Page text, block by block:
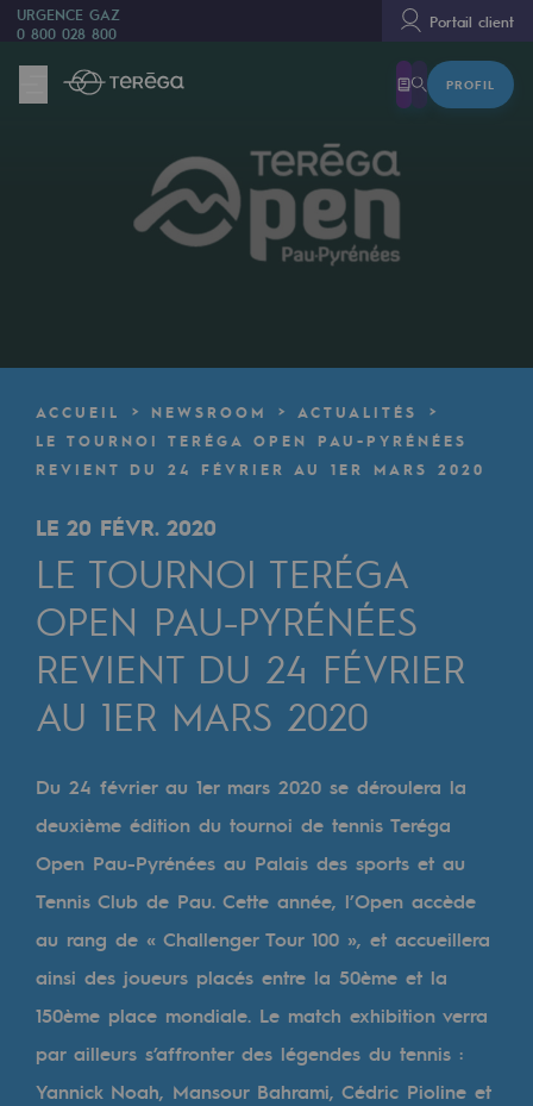
URGENCE GAZ
0 800 028 800
Portail client
PROFIL
Nous sommes
80 ans d'histoire
Une organisation adaptative et ouverte
Une organisation adaptative et
Digitalisation
Transversalité et Collaboratif
Notre culture et nos valeurs
Une organisation certifiée
Notre organisation
Notre organisation
Gouvernance
Indicateurs
Où nous trouver
Les énergies d'avenir
Les énergies d'avenir
ACCUEIL NEWSROOM
ACTUALITÉS
LE TOURNOI TERÉGA OPEN PAU-PYRÉNÉES
REVIENT DU 24 FÉVRIER AU 1ER MARS 2020
LE 20 FÉVR. 2020
LE TOURNOI TERÉGA
OPEN PAU-PYRÉNÉES
REVIENT DU 24 FÉVRIER
AU 1ER MARS 2020
Du 24 février au 1er mars 2020 se déroulera la
deuxième édition du tournoi de tennis Teréga
Open Pau-Pyrénées au Palais des sports et au
Tennis Club de Pau. Cette année, l’Open accède
au rang de « Challenger Tour 100 », et accueillera
ainsi des joueurs placés entre la 50ème et la
150ème place mondiale. Le match exhibition verra
par ailleurs s’affronter des légendes du tennis :
Yannick Noah, Mansour Bahrami, Cédric Pioline et